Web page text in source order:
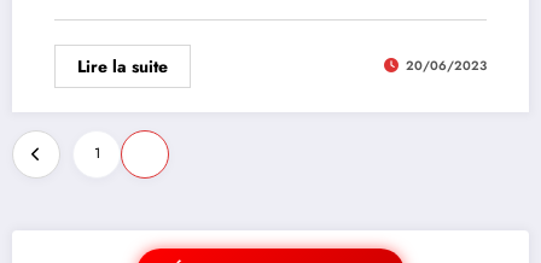
Lire la suite 20/06/2023
1